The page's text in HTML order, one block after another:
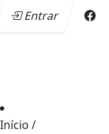
Entrar
Início /